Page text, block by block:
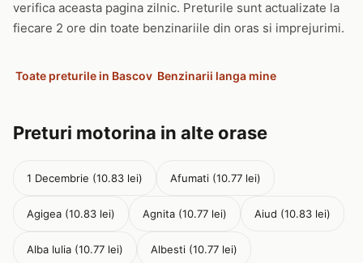
verifica aceasta pagina zilnic. Preturile sunt actualizate la
fiecare 2 ore din toate benzinariile din oras si imprejurimi.
Toate preturile in Bascov Benzinarii langa mine
Preturi motorina in alte orase
1 Decembrie (10.83 lei) Afumati (10.77 lei)
Agigea (10.83 lei) Agnita (10.77 lei) Aiud (10.83 lei)
Alba Iulia (10.77 lei) Albesti (10.77 lei)